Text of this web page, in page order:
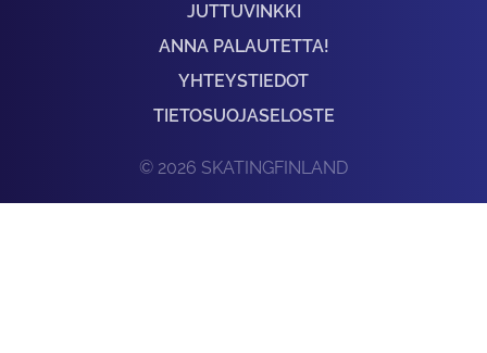
JUTTUVINKKI
ANNA PALAUTETTA!
YHTEYSTIEDOT
TIETOSUOJASELOSTE
© 2026 SKATINGFINLAND